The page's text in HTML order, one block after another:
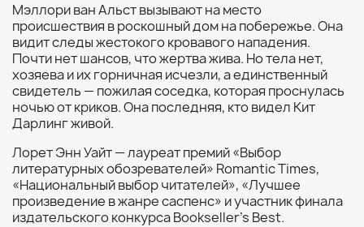
Мэллори ван Альст вызывают на место
происшествия в роскошный дом на побережье. Она
видит следы жестокого кровавого нападения.
Почти нет шансов, что жертва жива. Но тела нет,
хозяева и их горничная исчезли, а единственный
свидетель — пожилая соседка, которая проснулась
ночью от криков. Она последняя, кто видел Кит
Дарлинг живой.
Лорет Энн Уайт — лауреат премий «Выбор
литературных обозревателей» Romantic Times,
«Национальный выбор читателей», «Лучшее
произведение в жанре саспенс» и участник финала
издательского конкурса Bookseller’s Best.